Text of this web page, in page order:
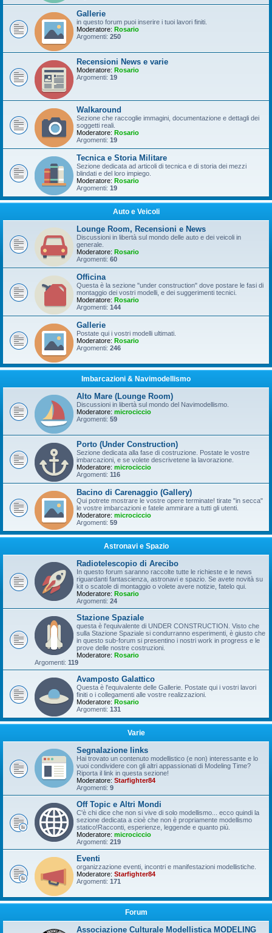
Gallerie
in questo forum puoi inserire i tuoi lavori finiti.
Moderatore: Rosario
Argomenti: 250
Recensioni News e varie
Moderatore: Rosario
Argomenti: 19
Walkaround
Sezione che raccoglie immagini, documentazione e dettagli dei
soggetti reali.
Moderatore: Rosario
Argomenti: 19
Tecnica e Storia Militare
Sezione dedicata ad articoli di tecnica e di storia dei mezzi
blindati e del loro impiego.
Moderatore: Rosario
Argomenti: 19
Auto e Veicoli
Lounge Room, Recensioni e News
Discussioni in libertà sul mondo delle auto e dei veicoli in
generale.
Moderatore: Rosario
Argomenti: 60
Officina
Questa è la sezione "under construction" dove postare le fasi di
montaggio dei vostri modelli, e dei suggerimenti tecnici.
Moderatore: Rosario
Argomenti: 144
Gallerie
Postate qui i vostri modelli ultimati.
Moderatore: Rosario
Argomenti: 246
Imbarcazioni & Navimodellismo
Alto Mare (Lounge Room)
Discussioni in libertà sul mondo del Navimodellismo.
Moderatore: microciccio
Argomenti: 59
Porto (Under Construction)
Sezione dedicata alla fase di costruzione. Postate le vostre
imbarcazioni, e se volete descrivetene la lavorazione.
Moderatore: microciccio
Argomenti: 116
Bacino di Carenaggio (Gallery)
Qui potrete mostrare le vostre opere terminate! tirate "in secca"
le vostre imbarcazioni e fatele ammirare a tutti gli utenti.
Moderatore: microciccio
Argomenti: 59
Astronavi e Spazio
Radiotelescopio di Arecibo
In questo forum saranno raccolte tutte le richieste e le news
riguardanti fantascienza, astronavi e spazio. Se avete novità su
kit o scatole di montaggio o volete avere notizie, fatelo qui.
Moderatore: Rosario
Argomenti: 24
Stazione Spaziale
questa è l'equivalente di UNDER CONSTRUCTION. Visto che
sulla Stazione Spaziale si condurranno esperimenti, è giusto che
in questo sub-forum si presentino i nostri work in progress e le
prove delle nostre costruzioni.
Moderatore: Rosario
Argomenti: 119
Avamposto Galattico
Questa è l'equivalente delle Gallerie. Postate qui i vostri lavori
finiti o i collegamenti alle vostre realizzazioni.
Moderatore: Rosario
Argomenti: 131
Varie
Segnalazione links
Hai trovato un contenuto modellistico (e non) interessante e lo
vuoi condividere con gli altri appassionati di Modeling Time?
Riporta il link in questa sezione!
Moderatore: Starfighter84
Argomenti: 9
Off Topic e Altri Mondi
C'è chi dice che non si vive di solo modellismo... ecco quindi la
sezione dedicata a cioè che non è propriamente modellismo
statico!Racconti, esperienze, leggende e quanto più.
Moderatore: microciccio
Argomenti: 219
Eventi
organizzazione eventi, incontri e manifestazioni modellistiche.
Moderatore: Starfighter84
Argomenti: 171
Forum
Associazione Culturale Modellistica MODELING